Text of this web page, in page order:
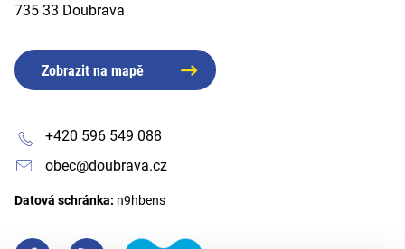
735 33 Doubrava
Zobrazit na mapě
+420 596 549 088
obec@doubrava.cz
Datová schránka: n9hbens